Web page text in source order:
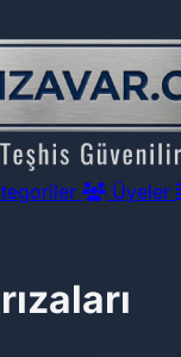
Üyeler